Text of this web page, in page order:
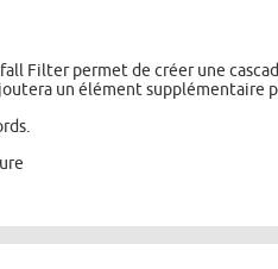
Filter permet de créer une
un élément supplémentaire